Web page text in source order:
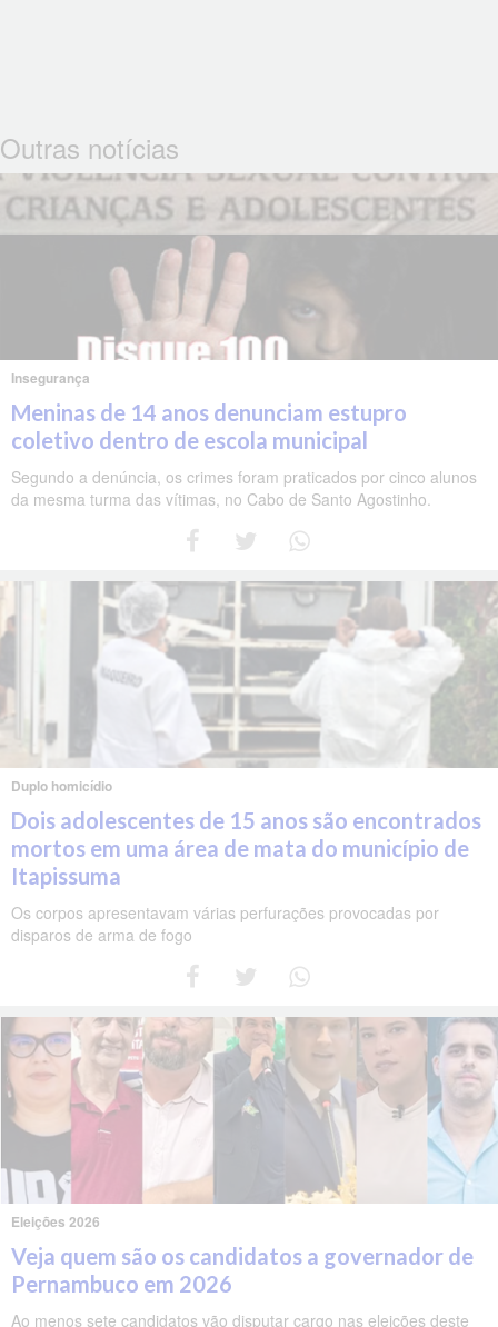
Outras notícias
Insegurança
Meninas de 14 anos denunciam estupro
coletivo dentro de escola municipal
Segundo a denúncia, os crimes foram praticados por cinco alunos
da mesma turma das vítimas, no Cabo de Santo Agostinho.
Duplo homicídio
Dois adolescentes de 15 anos são encontrados
mortos em uma área de mata do município de
Itapissuma
Os corpos apresentavam várias perfurações provocadas por
disparos de arma de fogo
Eleições 2026
Veja quem são os candidatos a governador de
Pernambuco em 2026
Ao menos sete candidatos vão disputar cargo nas eleições deste